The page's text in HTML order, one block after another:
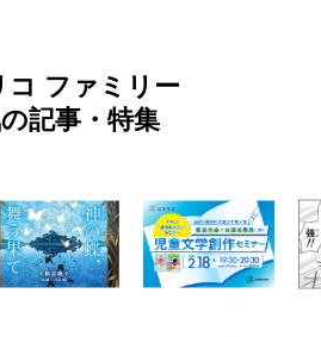
コ ファミリー
記事・特集